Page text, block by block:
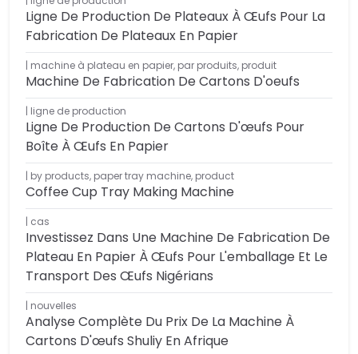
Ligne De Production De Plateaux À Œufs Pour La
Fabrication De Plateaux En Papier
machine à plateau en papier, par produits, produit
Machine De Fabrication De Cartons D'oeufs
ligne de production
Ligne De Production De Cartons D'œufs Pour
Boîte À Œufs En Papier
by products, paper tray machine, product
Coffee Cup Tray Making Machine
cas
Investissez Dans Une Machine De Fabrication De
Plateau En Papier À Œufs Pour L'emballage Et Le
Transport Des Œufs Nigérians
nouvelles
Analyse Complète Du Prix De La Machine À
Cartons D'œufs Shuliy En Afrique